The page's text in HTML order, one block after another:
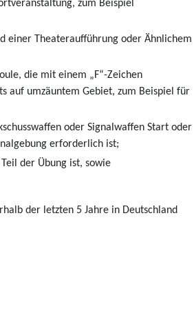
zum Beispiel
einer Theateraufführung oder Ähnlichem
die mit einem „F“-Zeichen
auf umzäuntem Gebiet, zum Beispiel für
oder Signalwaffen Start oder
erforderlich ist;
der Übung ist, sowie
der letzten 5 Jahre in Deutschland